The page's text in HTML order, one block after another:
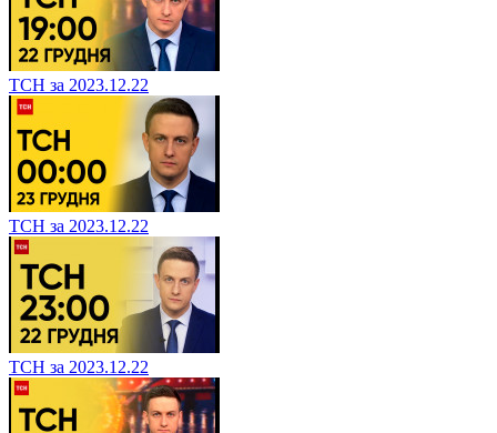
ТСН за 2023.12.22
ТСН за 2023.12.22
ТСН за 2023.12.22